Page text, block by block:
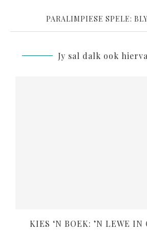
PARALIMPIESE SPELE:
Jy sal dalk ook
KIES ‘N BOEK: ’N LEWE IN